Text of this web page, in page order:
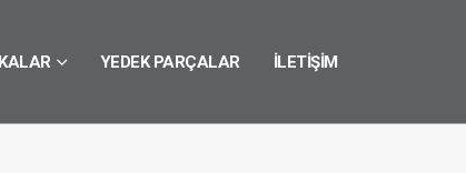
YEDEK PARÇALAR İLETIŞIM